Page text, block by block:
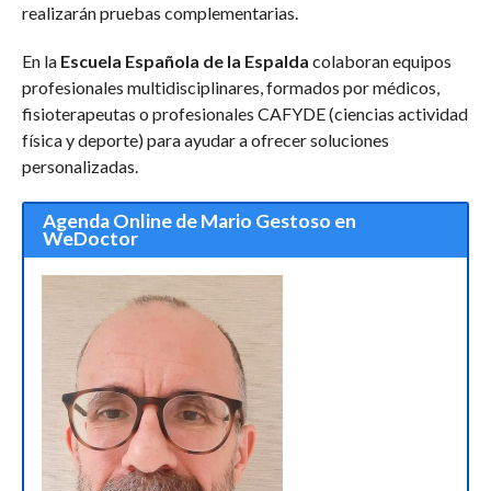
realizarán pruebas complementarias.
En la Escuela Española de la Espalda colaboran equipos
profesionales multidisciplinares, formados por médicos,
fisioterapeutas o profesionales CAFYDE (ciencias actividad
física y deporte) para ayudar a ofrecer soluciones
personalizadas.
Agenda Online de Mario Gestoso en
WeDoctor